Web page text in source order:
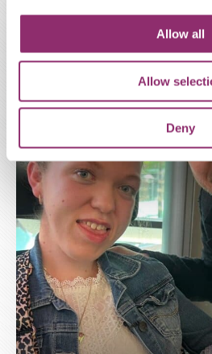
Allow all
Allow
Deny